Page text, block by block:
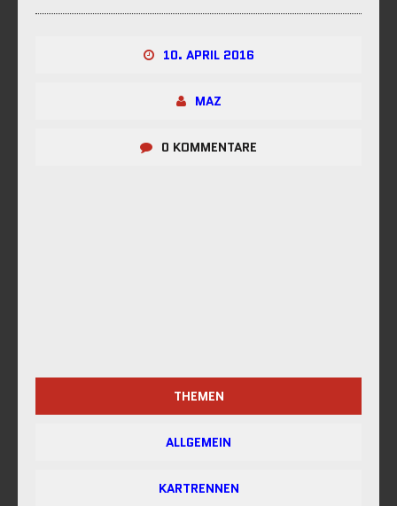
10. APRIL 2016
MAZ
0 KOMMENTARE
THEMEN
ALLGEMEIN
KARTRENNEN